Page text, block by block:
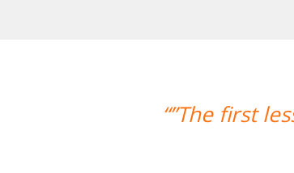
very well! Prof. Carlos
we're quite